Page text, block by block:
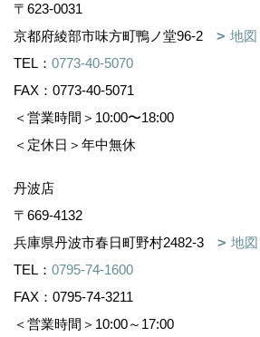
〒623-0031
京都府綾部市味方町鴨ノ堂96-2
地図
TEL： 0773-40-5070
FAX：0773-40-5071
＜営業時間＞10:00〜18:00
＜定休日＞年中無休
丹波店
〒669-4132
兵庫県丹波市春日町野村2482-3
地図
TEL： 0795-74-1600
FAX：0795-74-3211
＜営業時間＞10:00～17:00